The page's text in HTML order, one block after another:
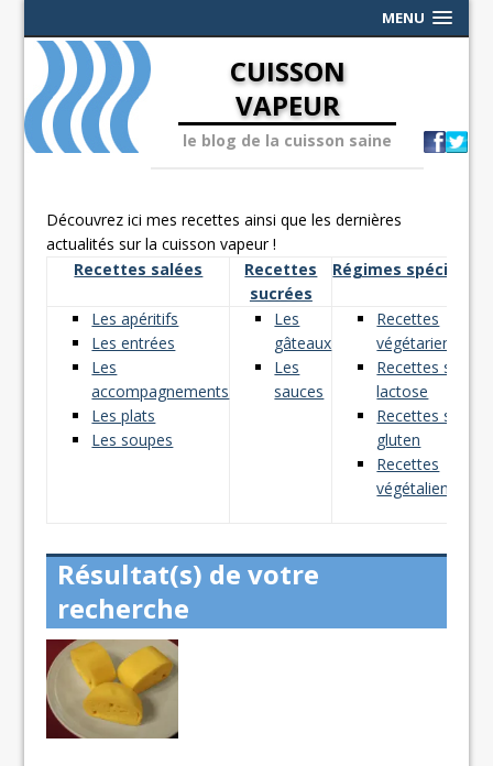
MENU
CUISSON
VAPEUR
le blog de la cuisson saine
Découvrez ici mes recettes ainsi que les dernières
actualités sur la cuisson vapeur !
Recettes salées
Recettes
sucrées
Régimes spéciaux
Les apéritifs
Les entrées
Les
accompagnements
Les plats
Les soupes
Les
gâteaux
Les
sauces
Recettes
végétariennes
Recettes sans
lactose
Recettes sans
gluten
Recettes
végétaliennes
Résultat(s) de votre
recherche